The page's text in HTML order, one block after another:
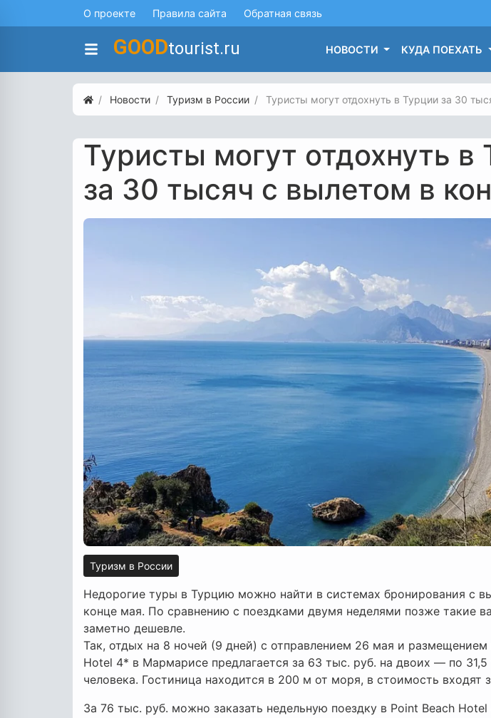
О проекте Правила сайта Обратная связь
GOODtourist.ru НОВОСТИ КУДА ПОЕХАТЬ
Новости Туризм в России Туристы могут отдохнуть в Турции за 30
Туристы могут отдохнуть в
за 30 тысяч с вылетом в
Туризм в России
Недорогие туры в Турцию можно найти в системах бронирования с
конце мая. По сравнению с поездками двумя неделями позже такие
заметно дешевле.
Так, отдых на 8 ночей (9 дней) с отправлением 26 мая и размещением
Hotel 4* в Мармарисе предлагается за 63 тыс. руб. на двоих — по 31,5
человека. Гостиница находится в 200 м от моря, в стоимость входят
За 76 тыс. руб. можно заказать недельную поездку в Point Beach